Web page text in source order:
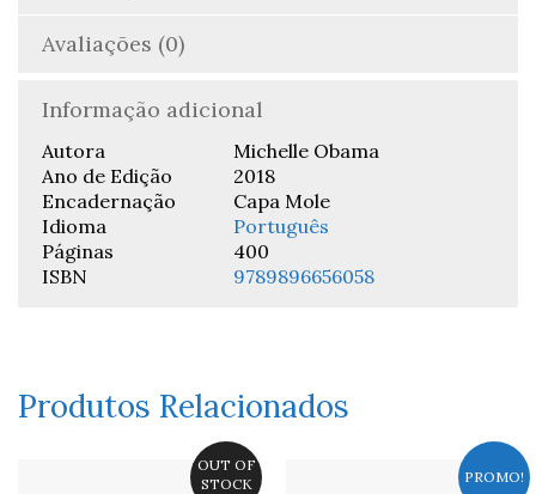
Avaliações (0)
Informação adicional
Autora
Michelle Obama
Ano de Edição
2018
Encadernação
Capa Mole
Idioma
Português
Páginas
400
ISBN
9789896656058
Produtos Relacionados
OUT OF
STOCK
PROMO!